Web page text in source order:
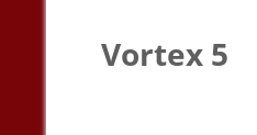
Vortex 5